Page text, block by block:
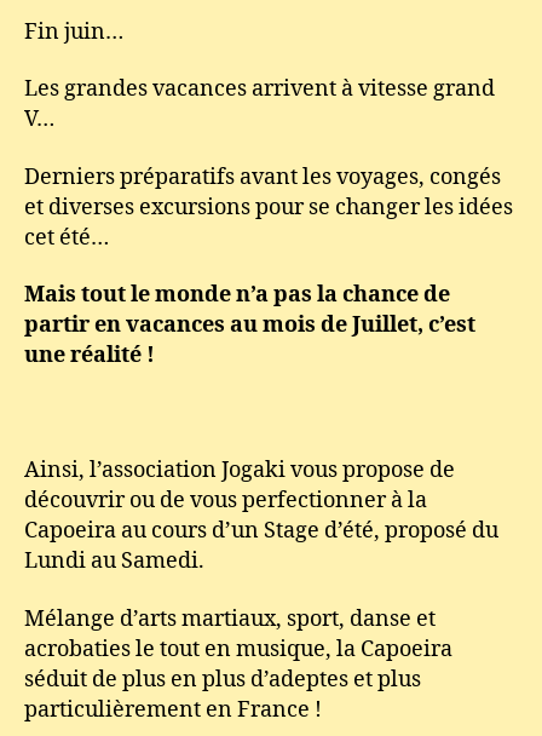
de
–
danse,
arts
Fin juin…
Les grandes vacances arrivent à vitesse grand
V…
Derniers préparatifs avant les voyages, congés
et diverses excursions pour se changer les idées
cet été…
Mais tout le monde n’a pas la chance de
partir en vacances au mois de Juillet, c’est
une réalité !
Ainsi, l’association Jogaki vous propose de
découvrir ou de vous perfectionner à la
Capoeira au cours d’un Stage d’été, proposé du
Lundi au Samedi.
Mélange d’arts martiaux, sport, danse et
acrobaties le tout en musique, la Capoeira
séduit de plus en plus d’adeptes et plus
particulièrement en France !